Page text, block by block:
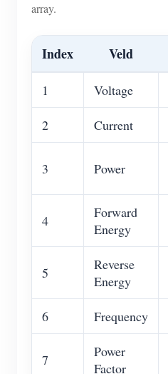
array.
Index Veld
1 Voltage
2 Current
3 Power
4
Forward
Energy
5
Reverse
Energy
6 Frequency
7
Power
Factor